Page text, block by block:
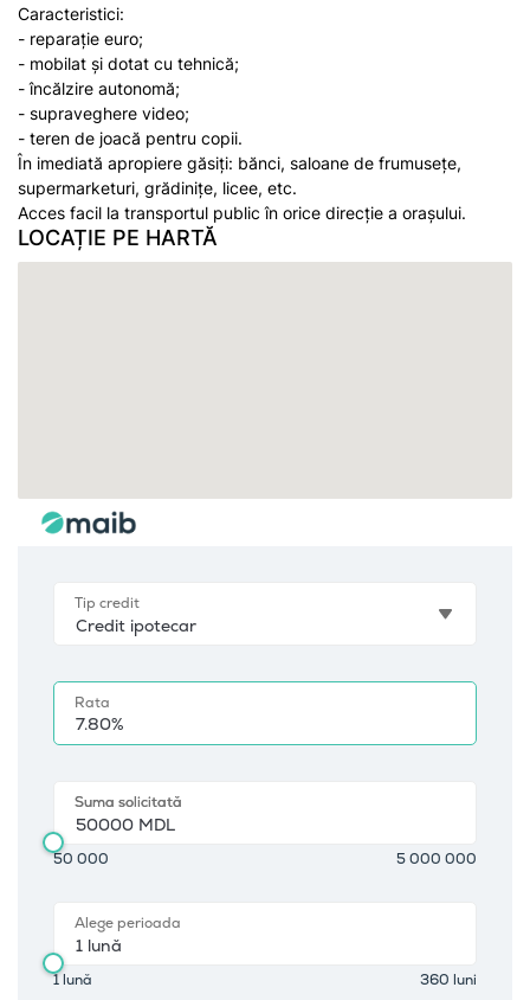
Caracteristici:
- reparație euro;
- mobilat şi dotat cu tehnică;
- încălzire autonomă;
- supraveghere video;
- teren de joacă pentru copii.
În imediată apropiere găsiți: bănci, saloane de frumusețe,
supermarketuri, grădinițe, licee, etc.
Acces facil la transportul public în orice direcție a orașului.
LOCAȚIE PE HARTĂ